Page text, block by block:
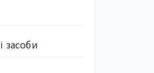
засоби